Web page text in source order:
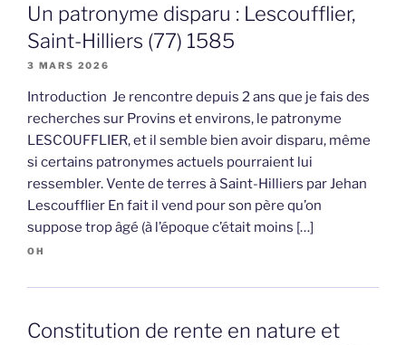
Un patronyme disparu : Lescoufflier,
Saint-Hilliers (77) 1585
3 MARS 2026
Introduction Je rencontre depuis 2 ans que je fais des
recherches sur Provins et environs, le patronyme
LESCOUFFLIER, et il semble bien avoir disparu, même
si certains patronymes actuels pourraient lui
ressembler. Vente de terres à Saint-Hilliers par Jehan
Lescoufflier En fait il vend pour son père qu’on
suppose trop âgé (à l’époque c’était moins […]
OH
Constitution de rente en nature et